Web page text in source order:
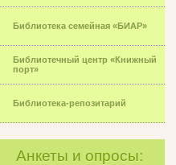
Библиотека семейная «БИАР»
Библиотечный центр «Книжный
порт»
Библиотека-репозитарий
Анкеты и опросы: